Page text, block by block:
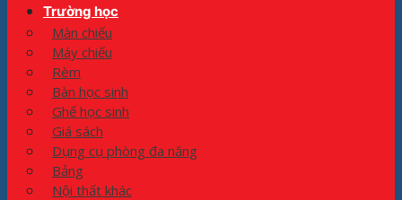
Trường học
Màn chiếu
Máy chiếu
Rèm
Bàn học sinh
Ghế học sinh
Giá sách
Dụng cụ phòng đa năng
Bảng
Nội thất khác